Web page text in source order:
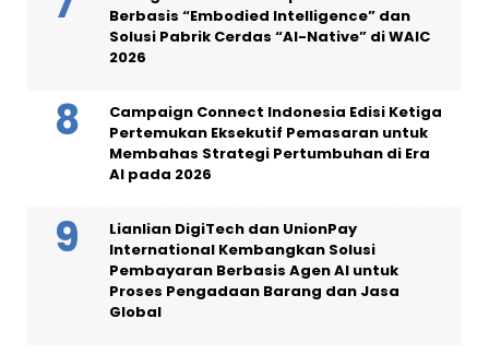
Berbasis “Embodied Intelligence” dan
Solusi Pabrik Cerdas “AI-Native” di WAIC
2026
Campaign Connect Indonesia Edisi Ketiga
Pertemukan Eksekutif Pemasaran untuk
Membahas Strategi Pertumbuhan di Era
AI pada 2026
Lianlian DigiTech dan UnionPay
International Kembangkan Solusi
Pembayaran Berbasis Agen AI untuk
Proses Pengadaan Barang dan Jasa
Global